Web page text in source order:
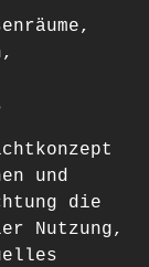
und
die
Nutzung,